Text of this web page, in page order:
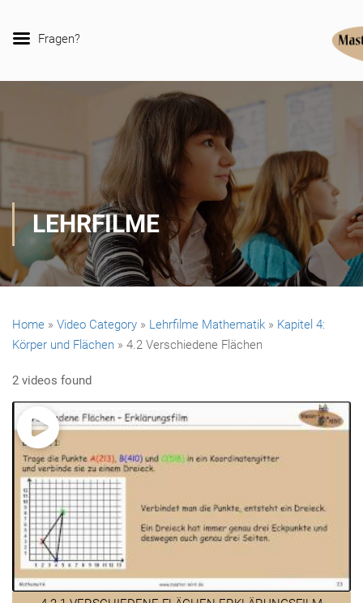
LEHRFILME
Home » Video Category » Lehrfilme Mathematik » Kapitel 4:
Körper und Flächen » 4.2 Verschiedene Flächen
2 videos found
Fragen?